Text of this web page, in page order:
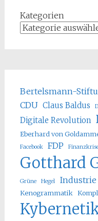
Kategorien
Bertelsmann-
CDU Claus Baldus
Digitale Revolution
Eberhard von
Facebook FDP
Gotthard
Grüne Hegel Industrie
Kenogrammatik